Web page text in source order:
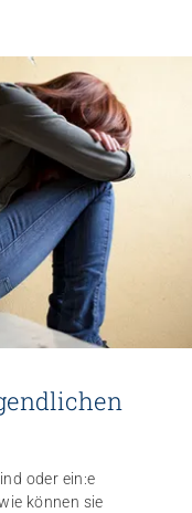
oder ein:e
können sie